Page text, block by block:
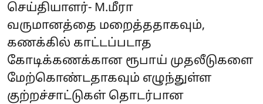
செய்தியாளர்- M.மீரா
வருமானத்தை மறைத்ததாகவும்,
கணக்கில் காட்டப்படாத
கோடிக்கணக்கான ரூபாய் முதலீடுகளை
மேற்கொண்டதாகவும் எழுந்துள்ள
குற்றச்சாட்டுகள் தொடர்பான